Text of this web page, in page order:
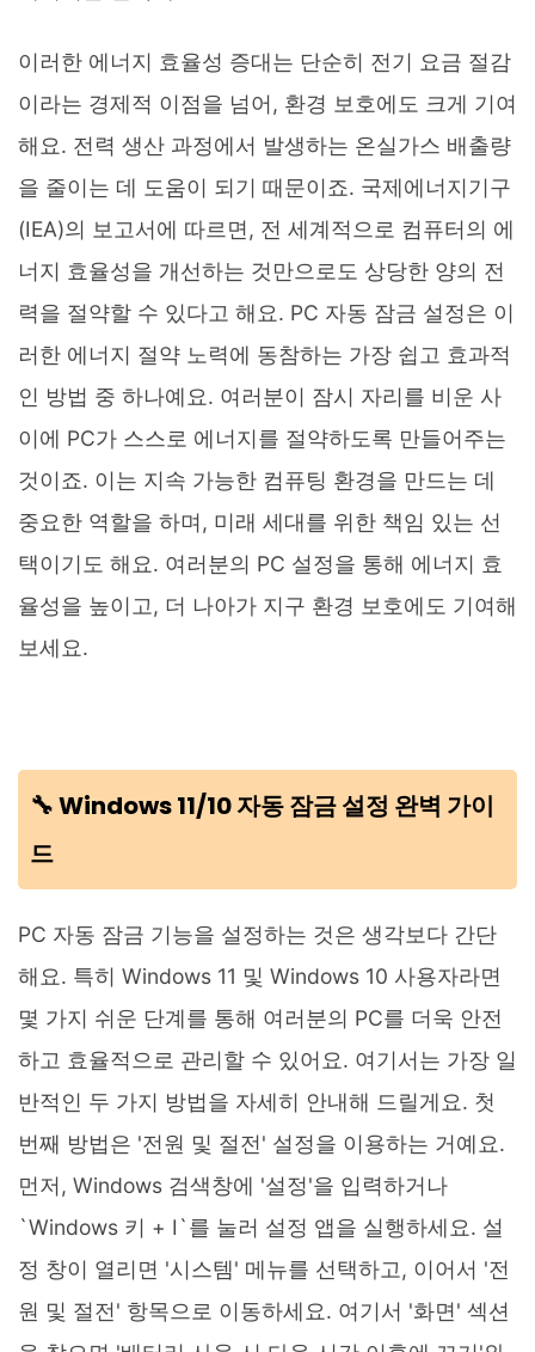
이러한 에너지 효율성 증대는 단순히 전기 요금 절감
이라는 경제적 이점을 넘어, 환경 보호에도 크게 기여
해요. 전력 생산 과정에서 발생하는 온실가스 배출량
을 줄이는 데 도움이 되기 때문이죠. 국제에너지기구
(IEA)의 보고서에 따르면, 전 세계적으로 컴퓨터의 에
너지 효율성을 개선하는 것만으로도 상당한 양의 전
력을 절약할 수 있다고 해요. PC 자동 잠금 설정은 이
러한 에너지 절약 노력에 동참하는 가장 쉽고 효과적
인 방법 중 하나예요. 여러분이 잠시 자리를 비운 사
이에 PC가 스스로 에너지를 절약하도록 만들어주는
것이죠. 이는 지속 가능한 컴퓨팅 환경을 만드는 데
중요한 역할을 하며, 미래 세대를 위한 책임 있는 선
택이기도 해요. 여러분의 PC 설정을 통해 에너지 효
율성을 높이고, 더 나아가 지구 환경 보호에도 기여해
보세요.
🔧 Windows 11/10 자동 잠금 설정 완벽 가이
드
PC 자동 잠금 기능을 설정하는 것은 생각보다 간단
해요. 특히 Windows 11 및 Windows 10 사용자라면
몇 가지 쉬운 단계를 통해 여러분의 PC를 더욱 안전
하고 효율적으로 관리할 수 있어요. 여기서는 가장 일
반적인 두 가지 방법을 자세히 안내해 드릴게요. 첫
번째 방법은 '전원 및 절전' 설정을 이용하는 거예요.
먼저, Windows 검색창에 '설정'을 입력하거나
`Windows 키 + I`를 눌러 설정 앱을 실행하세요. 설
정 창이 열리면 '시스템' 메뉴를 선택하고, 이어서 '전
원 및 절전' 항목으로 이동하세요. 여기서 '화면' 섹션